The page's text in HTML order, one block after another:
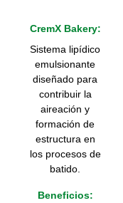
CremX Bakery:
Sistema lipídico
emulsionante
diseñado para
contribuir la
aireación y
formación de
estructura en
los procesos de
batido.
Beneficios: